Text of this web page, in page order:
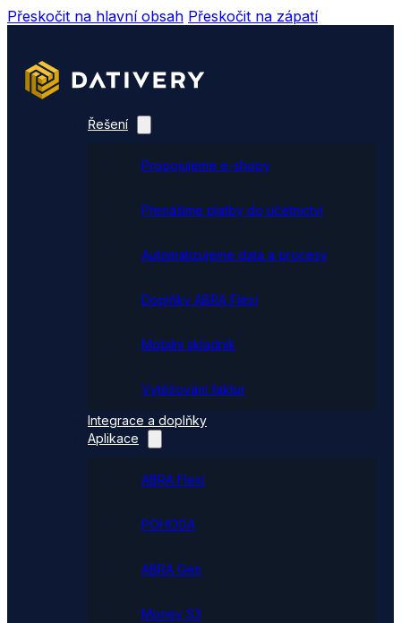
Přeskočit na hlavní obsah Přeskočit na zápatí
Řešení
Propojujeme e-shopy
Přenášíme platby do účetnictví
Automatizujeme data a procesy
Doplňky ABRA Flexi
Mobilní skladník
Vytěžování faktur
Integrace a doplňky
Aplikace
ABRA Flexi
POHODA
ABRA Gen
Money S3